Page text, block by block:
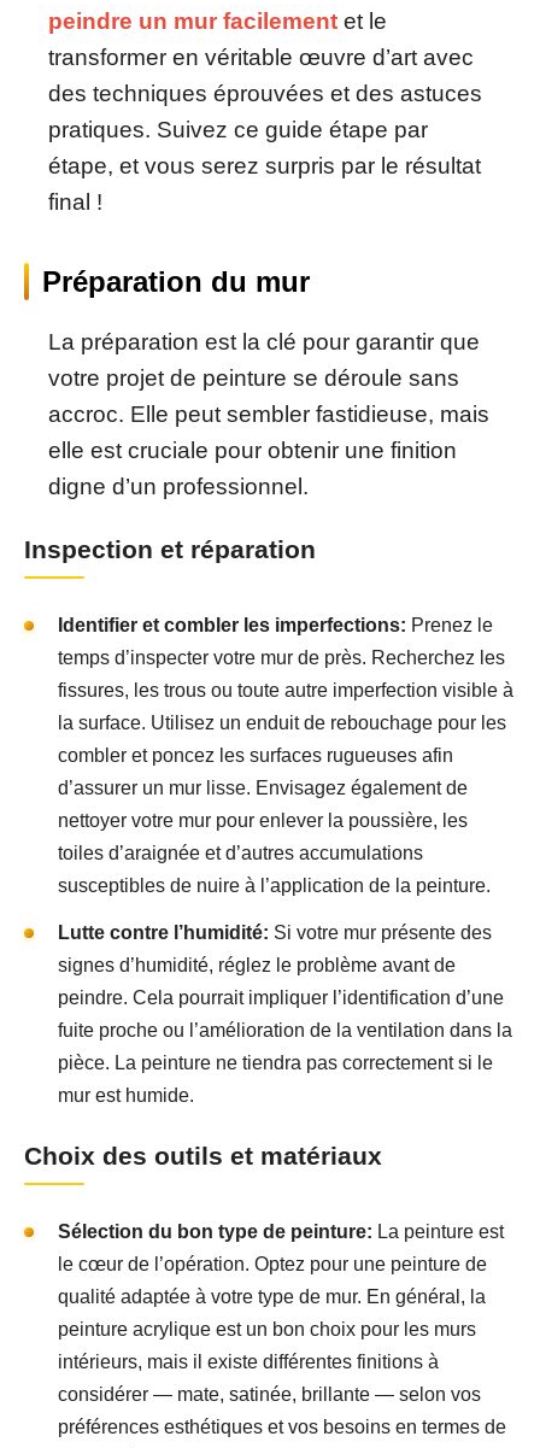
peindre un mur facilement et le
transformer en véritable œuvre d’art avec
des techniques éprouvées et des astuces
pratiques. Suivez ce guide étape par
étape, et vous serez surpris par le résultat
final !
Préparation du mur
La préparation est la clé pour garantir que
votre projet de peinture se déroule sans
accroc. Elle peut sembler fastidieuse, mais
elle est cruciale pour obtenir une finition
digne d’un professionnel.
Inspection et réparation
Identifier et combler les imperfections: Prenez le
temps d’inspecter votre mur de près. Recherchez les
fissures, les trous ou toute autre imperfection visible à
la surface. Utilisez un enduit de rebouchage pour les
combler et poncez les surfaces rugueuses afin
d’assurer un mur lisse. Envisagez également de
nettoyer votre mur pour enlever la poussière, les
toiles d’araignée et d’autres accumulations
susceptibles de nuire à l’application de la peinture.
Lutte contre l’humidité: Si votre mur présente des
signes d’humidité, réglez le problème avant de
peindre. Cela pourrait impliquer l’identification d’une
fuite proche ou l’amélioration de la ventilation dans la
pièce. La peinture ne tiendra pas correctement si le
mur est humide.
Choix des outils et matériaux
Sélection du bon type de peinture: La peinture est
le cœur de l’opération. Optez pour une peinture de
qualité adaptée à votre type de mur. En général, la
peinture acrylique est un bon choix pour les murs
intérieurs, mais il existe différentes finitions à
considérer — mate, satinée, brillante — selon vos
préférences esthétiques et vos besoins en termes de